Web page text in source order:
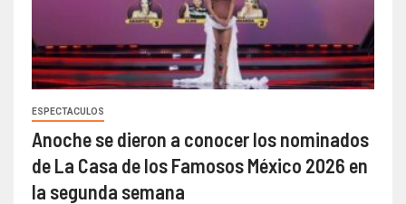
ESPECTACULOS
Anoche se dieron a conocer los nominados
de La Casa de los Famosos México 2026 en
la segunda semana